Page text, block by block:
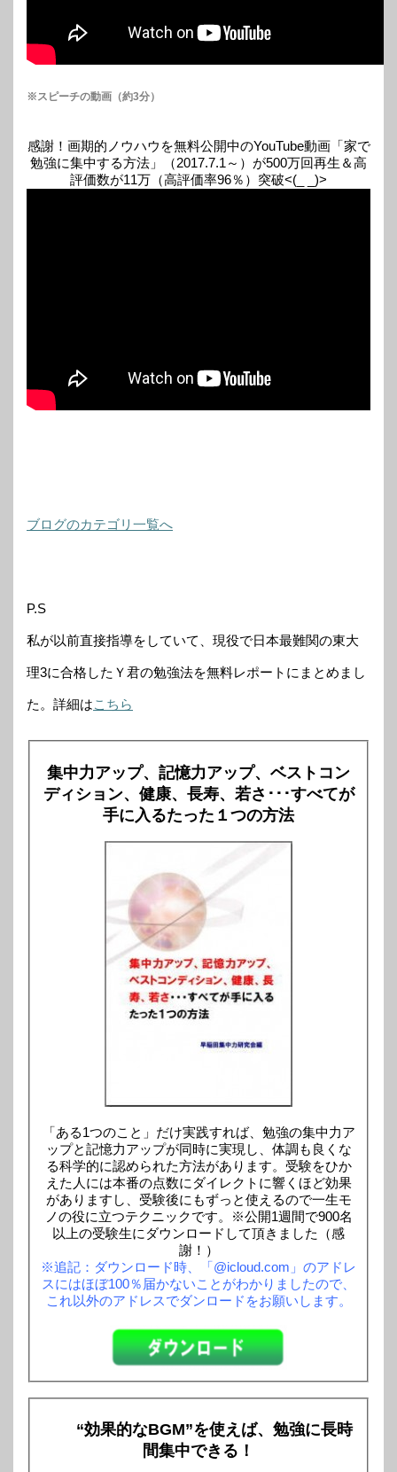
※スピーチの動画（約3分）
感謝！画期的ノウハウを無料公開中のYouTube動画「家で
勉強に集中する方法」（2017.7.1～）が500万回再生＆高
評価数が11万（高評価率96％）突破<(_ _)>
ブログのカテゴリ一覧へ
P.S
私が以前直接指導をしていて、現役で日本最難関の東大
理3に合格したＹ君の勉強法を無料レポートにまとめまし
た。詳細はこちら
集中力アップ、記憶力アップ、ベストコン
ディション、健康、長寿、若さ･･･すべてが
手に入るたった１つの方法
「ある1つのこと」だけ実践すれば、勉強の集中力ア
ップと記憶力アップが同時に実現し、体調も良くな
る科学的に認められた方法があります。受験をひか
えた人には本番の点数にダイレクトに響くほど効果
がありますし、受験後にもずっと使えるので一生モ
ノの役に立つテクニックです。※公開1週間で900名
以上の受験生にダウンロードして頂きました（感
謝！）
※追記：ダウンロード時、「@icloud.com」のアドレ
スにはほぼ100％届かないことがわかりましたので、
これ以外のアドレスでダンロードをお願いします。
“効果的なBGM”を使えば、勉強に長時
間集中できる！